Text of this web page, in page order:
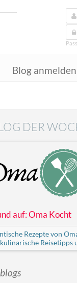
Blog
DER
auf: Oma Kocht
Rezepte von
kulinarische Reisetipps